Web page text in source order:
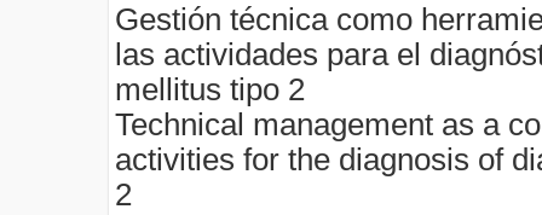
Gestión técnica como
las actividades para el
mellitus tipo 2
Technical management as a
activities for the diagnosis of
2